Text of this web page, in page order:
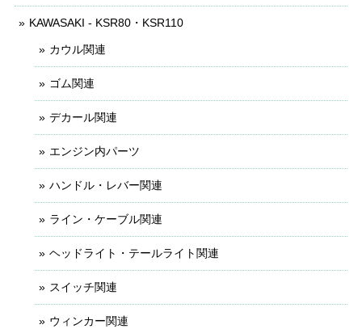
KAWASAKI - KSR80・KSR110
カウル関連
ゴム関連
デカール関連
エンジン内パーツ
ハンドル・レバー関連
ライン・ケーブル関連
ヘッドライト・テールライト関連
スイッチ関連
ウィンカー関連